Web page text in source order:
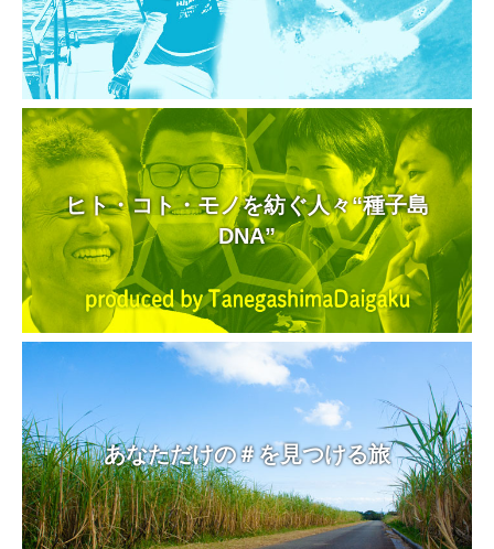
ヒト・コト・モノを紡ぐ人々“種子島
DNA”
あなただけの＃を見つける旅